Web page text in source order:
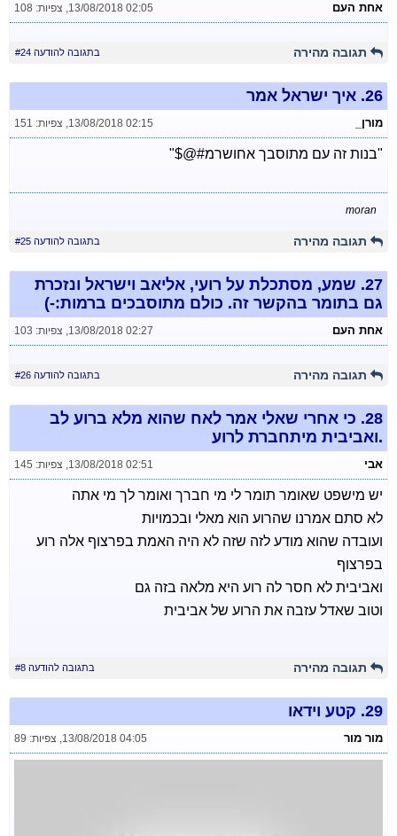
אחת העם 13/08/2018 02:05
, צפיות: 108
תגובה מהירה בתגובה להודעה #24
26. איך ישראל אמר
מורן_ 13/08/2018 02:15
, צפיות: 151
"בנות זה עם מתוסבך אחושרמ#@$"
moran
תגובה מהירה בתגובה להודעה #25
27. שמע, מסתכלת על רועי, אליאב וישראל ונזכרת
גם בתומר בהקשר זה. כולם מתוסבכים ברמות:-)
אחת העם 13/08/2018 02:27
, צפיות: 103
תגובה מהירה בתגובה להודעה #26
28. כי אחרי שאלי אמר לאח שהוא מלא ברוע לב
.ואביבית מיתחברת לרוע
אבי 13/08/2018 02:51
, צפיות: 145
יש מישפט שאומר תומר לי מי חברך ואומר לך מי אתה
לא סתם אמרנו שהרוע הוא מאלי ובכמויות
ועובדה שהוא מודע לזה שזה לא היה האמת בפרצוף אלה רוע
בפרצוף
ואביבית לא חסר לה רוע היא מלאה בזה גם
וטוב שאדל עזבה את הרוע של אביבית
תגובה מהירה בתגובה להודעה #8
29. קטע וידאו
מור מור 13/08/2018 04:05
, צפיות: 89